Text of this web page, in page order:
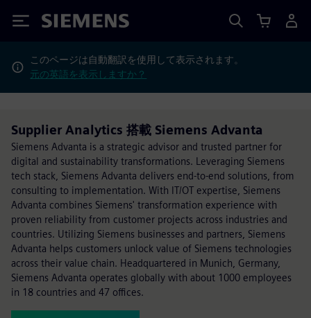
Siemens
このページは自動翻訳を使用して表示されます。
元の英語を表示しますか？
Supplier Analytics 搭載 Siemens Advanta
Siemens Advanta is a strategic advisor and trusted partner for
digital and sustainability transformations. Leveraging Siemens
tech stack, Siemens Advanta delivers end-to-end solutions, from
consulting to implementation. With IT/OT expertise, Siemens
Advanta combines Siemens' transformation experience with
proven reliability from customer projects across industries and
countries. Utilizing Siemens businesses and partners, Siemens
Advanta helps customers unlock value of Siemens technologies
across their value chain. Headquartered in Munich, Germany,
Siemens Advanta operates globally with about 1000 employees
in 18 countries and 47 offices.